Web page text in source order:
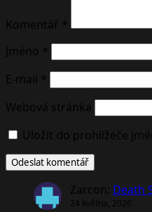
Komentář *
Jméno *
E-mail *
Webová stránka
Uložit do prohlížeče
Zarcon: Death
24 května, 2026